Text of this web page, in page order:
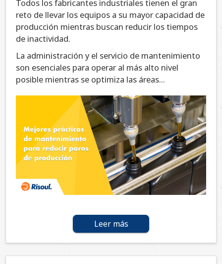
Todos los fabricantes industriales tienen el gran
reto de llevar los equipos a su mayor capacidad de
producción mientras buscan reducir los tiempos
de inactividad.
La administración y el servicio de mantenimiento
son esenciales para operar al más alto nivel
posible mientras se optimiza las áreas...
Leer más